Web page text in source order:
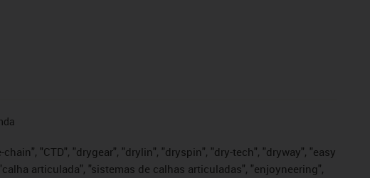
"CTD", "drygear", "drylin", "dryspin", "dry-tech", "dryway", "easy
articulada", "sistemas de calhas articuladas", "enjoyneering",